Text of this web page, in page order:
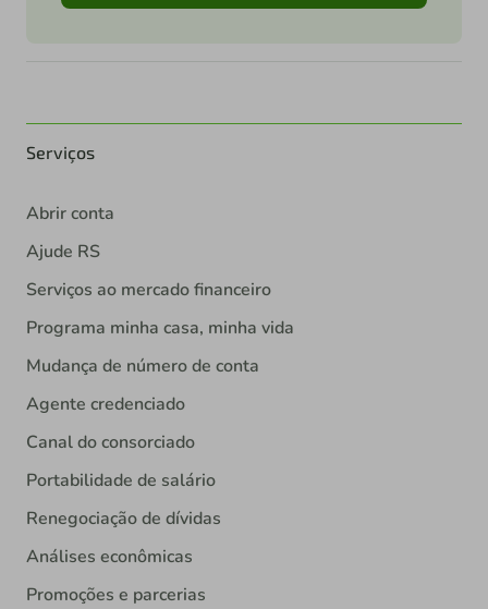
Serviços
Abrir conta
Ajude RS
Serviços ao mercado financeiro
Programa minha casa, minha vida
Mudança de número de conta
Agente credenciado
Canal do consorciado
Portabilidade de salário
Renegociação de dívidas
Análises econômicas
Promoções e parcerias